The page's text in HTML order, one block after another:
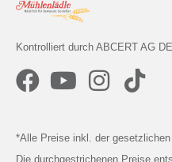
Kontrolliert durch ABCERT AG
*Alle Preise inkl. der
Die durchgestrichenen Preise